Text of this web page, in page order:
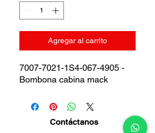
Agregar al carrito
7007-7021-1S4-067-4905 -
Bombona cabina mack
Contáctanos